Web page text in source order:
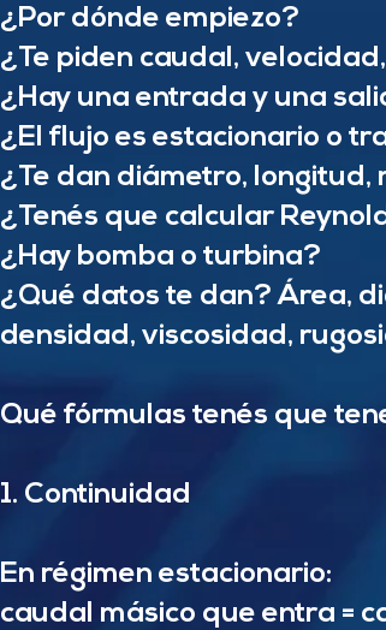
¿Por dónde empiezo?
¿Te piden caudal,
¿Hay una entrada y una
¿El flujo es estacionario o
¿Te dan diámetro,
¿Tenés que calcular
¿Hay bomba o turbina?
¿Qué datos te dan? Área,
densidad, viscosidad,
Qué fórmulas tenés que
1. Continuidad
En régimen estacionario:
caudal másico que entra =